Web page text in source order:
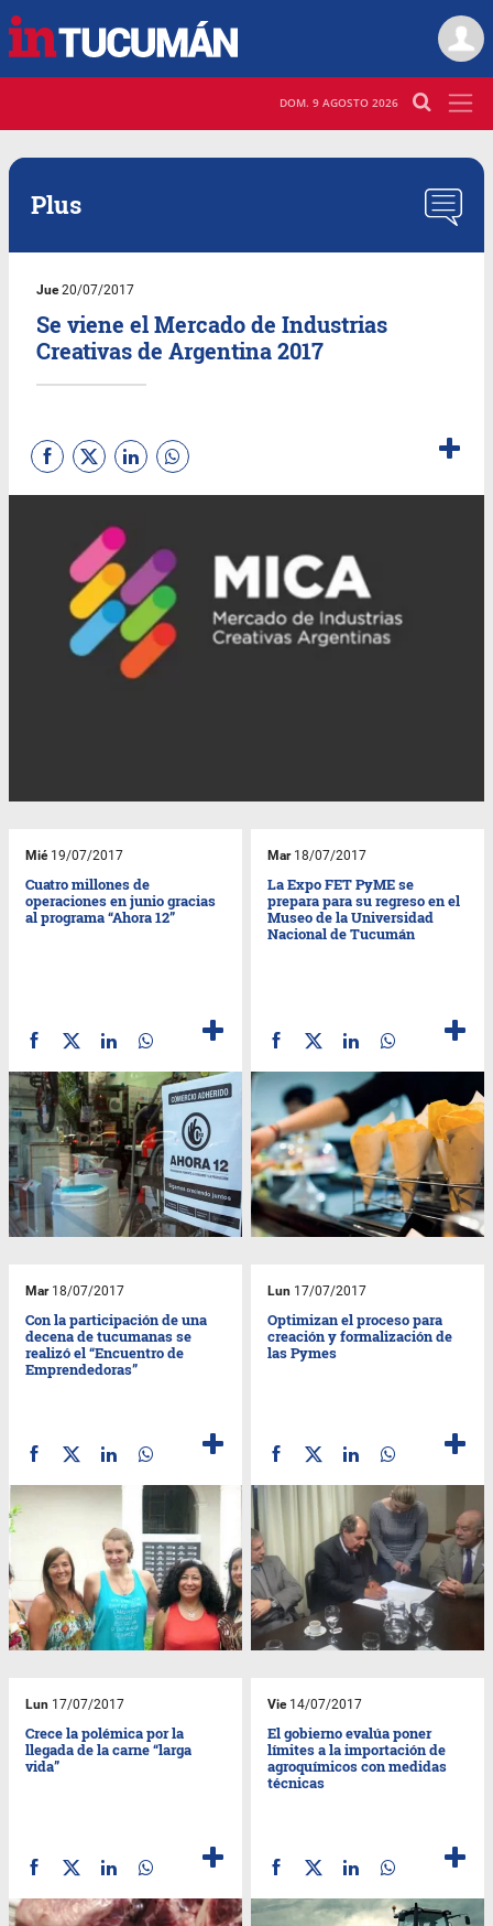
DOM. 9 AGOSTO 2026
Plus
Jue20/07/2017
Se viene el Mercado de Industrias
Creativas de Argentina 2017
Mié19/07/2017
Cuatro millones de
operaciones en junio gracias
al programa “Ahora 12”
Mar18/07/2017
La Expo FET PyME se
prepara para su regreso en el
Museo de la Universidad
Nacional de Tucumán
Mar18/07/2017
Con la participación de una
decena de tucumanas se
realizó el “Encuentro de
Emprendedoras”
Lun 17/07/2017
Optimizan el proceso para
creación y formalización de
las Pymes
Lun 17/07/2017
Crece la polémica por la
llegada de la carne “larga
vida”
Vie14/07/2017
El gobierno evalúa poner
límites a la importación de
agroquímicos con medidas
técnicas